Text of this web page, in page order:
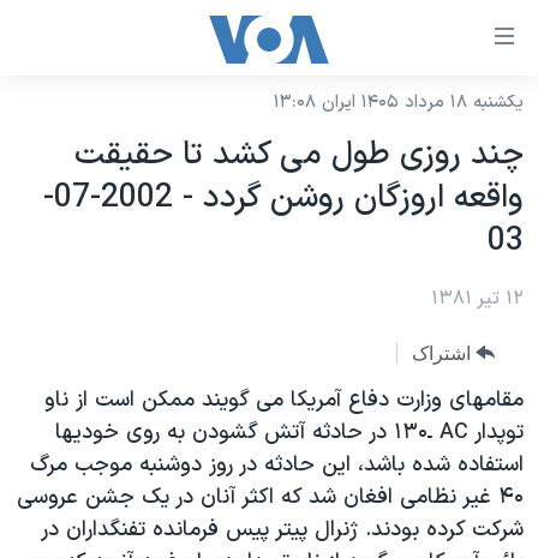
لینکهای
دسترسی
جهش
محتوای
اصلی
صفحه
جهش
به
جستجو
نسخه سبک وب‌سایت
موضوع ها
آمریکا
جهان
ورزشی
گزیده‌ها
ویژه برنامه‌ها
ویدیوها
برنامه های تلویزیونی
جدول برنامه ها
صفحه‌های ویژه
جام جهانی ۲۰۲۶
عملیات خشم حماسی
۲۵۰سالگی آمریکا
بایگانی برنامه‌های تلویزیونی
فرکانس‌های صدای آمریکا
پخش رادیویی
یادگیری زبان انگلیسی
یکشنبه ۱۸ مرداد ۱۴۰۵ ایران ۱۳:۰۸
چند روزی طول می کشد تا حقيقت
واقعه اروزگان روشن گردد - 2002-07-
03
۱۲ تیر ۱۳۸۱
اشتراک
مقامهای وزارت دفاع آمريکا می گويند ممکن است از ناو
توپدار AC ـ۱۳۰ در حادثه آتش گشودن به روی خوديها
استفاده شده باشد، اين حادثه در روز دوشنبه موجب مرگ
۴۰ غير نظامی افغان شد که اکثر آنان در يک جشن عروسی
شرکت کرده بودند. ژنرال پيتر پيس فرمانده تفنگداران در